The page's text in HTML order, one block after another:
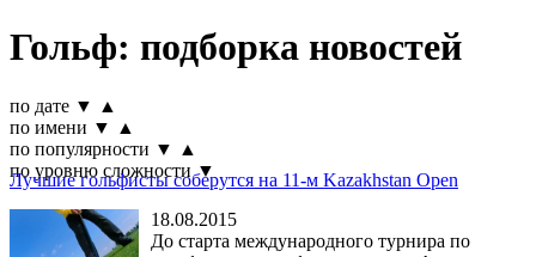
Гольф: подборка новостей
по дате ▼
▲
по имени ▼
▲
по популярности ▼
▲
по уровню сложности▼
Лучшие гольфисты соберутся на 11-м Kazakhstan Open
18.08.2015
До старта международного турнира по